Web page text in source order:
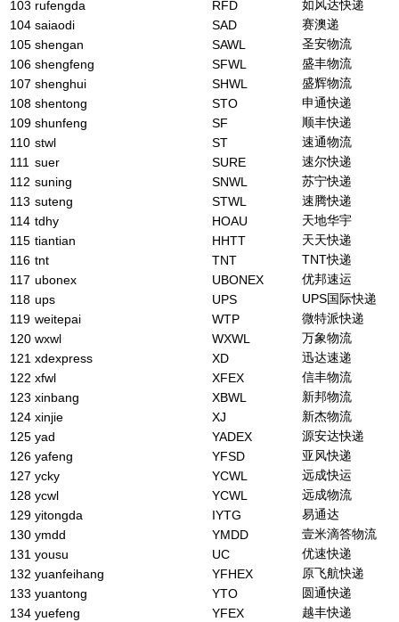
103 rufengda RFD
如风达快递
104 saiaodi SAD
赛澳递
105 shengan SAWL
圣安物流
106 shengfeng SFWL
盛丰物流
107 shenghui SHWL
盛辉物流
108 shentong STO
申通快递
109 shunfeng SF
顺丰快递
110 stwl ST
速通物流
111 suer SURE
速尔快递
112 suning SNWL
苏宁快递
113 suteng STWL
速腾快递
114 tdhy HOAU
天地华宇
115 tiantian HHTT
天天快递
116 tnt TNT
TNT快递
117 ubonex UBONEX
优邦速运
118 ups UPS
UPS国际快递
119 weitepai WTP
微特派快递
120 wxwl WXWL
万象物流
121 xdexpress XD
迅达速递
122 xfwl XFEX
信丰物流
123 xinbang XBWL
新邦物流
124 xinjie XJ
新杰物流
125 yad YADEX
源安达快递
126 yafeng YFSD
亚风快递
127 ycky YCWL
远成快运
128 ycwl YCWL
远成物流
129 yitongda IYTG
易通达
130 ymdd YMDD
壹米滴答物流
131 yousu UC
优速快递
132 yuanfeihang YFHEX
原飞航快递
133 yuantong YTO
圆通快递
134 yuefeng YFEX
越丰快递